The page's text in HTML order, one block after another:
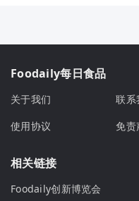
Foodaily每日食品
关于我们 联系
使用协议
免责
相关链接
Foodaily创新博览会